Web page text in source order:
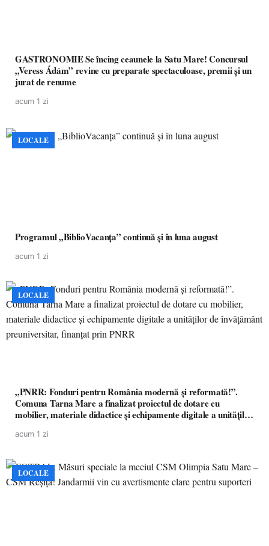
GASTRONOMIE Se încing ceaunele la Satu Mare! Concursul
„Veress Ádám” revine cu preparate spectaculoase, premii și un
jurat de renume
acum 1 zi
LOCALE
Programul „BiblioVacanța” continuă și în luna august
acum 1 zi
LOCALE
„PNRR: Fonduri pentru România modernă și reformată!”.
Comuna Tarna Mare a finalizat proiectul de dotare cu
mobilier, materiale didactice și echipamente digitale a unităților
acum 1 zi
LOCALE